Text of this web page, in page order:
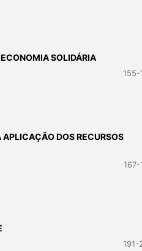
SOLIDÁRIA
155-
DOS RECURSOS
167-
191-